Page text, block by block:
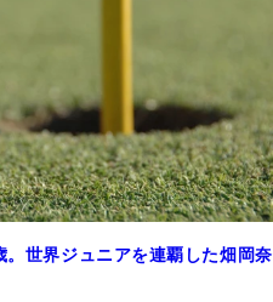
世界ジュニアを連覇した畑岡奈